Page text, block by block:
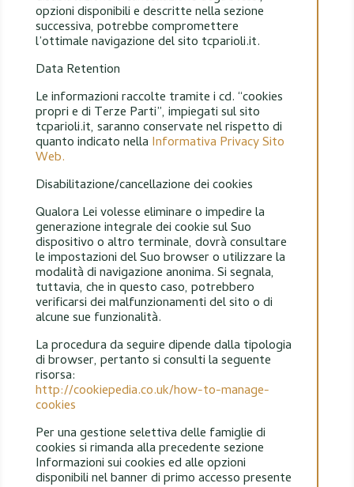
opzioni disponibili e descritte nella sezione
successiva, potrebbe compromettere
l’ottimale navigazione del sito tcparioli.it.
Data Retention
Le informazioni raccolte tramite i cd. “cookies
propri e di Terze Parti”, impiegati sul sito
tcparioli.it, saranno conservate nel rispetto di
quanto indicato nella Informativa Privacy Sito
Web.
Disabilitazione/cancellazione dei cookies
Qualora Lei volesse eliminare o impedire la
generazione integrale dei cookie sul Suo
dispositivo o altro terminale, dovrà consultare
le impostazioni del Suo browser o utilizzare la
modalità di navigazione anonima. Si segnala,
tuttavia, che in questo caso, potrebbero
verificarsi dei malfunzionamenti del sito o di
alcune sue funzionalità.
La procedura da seguire dipende dalla tipologia
di browser, pertanto si consulti la seguente
risorsa:
http://cookiepedia.co.uk/how-to-manage-
cookies
Per una gestione selettiva delle famiglie di
cookies si rimanda alla precedente sezione
Informazioni sui cookies ed alle opzioni
disponibili nel banner di primo accesso presente